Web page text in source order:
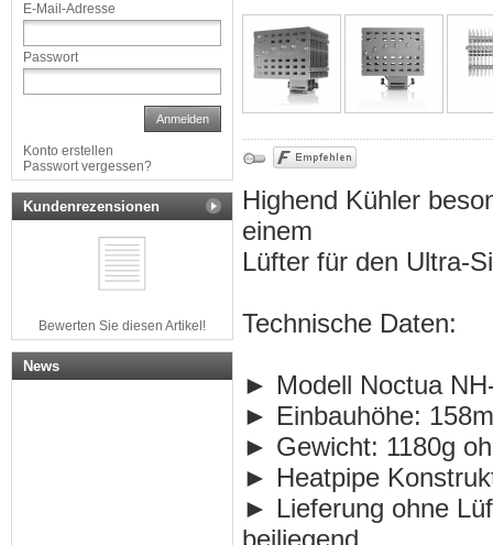
Highend Kühler
einem
Lüfter für den Ultra-
Technische Daten:
► Modell Noctua
► Einbauhöhe:
► Gewicht: 1180g
► Heatpipe
► Lieferung ohne
beiliegend
E-Mail-Adresse
Passwort
Anmelden
Konto erstellen
Passwort vergessen?
Kundenrezensionen
Bewerten Sie diesen Artikel!
News